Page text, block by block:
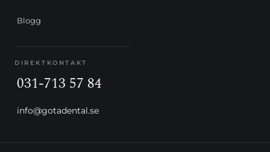
Blogg
DIREKTKONTAKT
031-713 57 84
info@gotadental.se